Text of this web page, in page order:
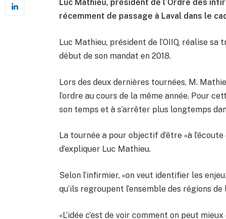
Luc Mathieu, président de l’Ordre des
récemment de passage à Laval dans le
Luc Mathieu, président de l’OIIQ, réalise
début de son mandat en 2018.
Lors des deux dernières tournées, M.
l’ordre au cours de la même année. Pour
son temps et à s’arrêter plus longtemps
La tournée a pour objectif d’être «à
d’expliquer Luc Mathieu.
Selon l’infirmier, «on veut identifier les
qu’ils regroupent l’ensemble des régions de
«L’idée c’est de voir comment on peut